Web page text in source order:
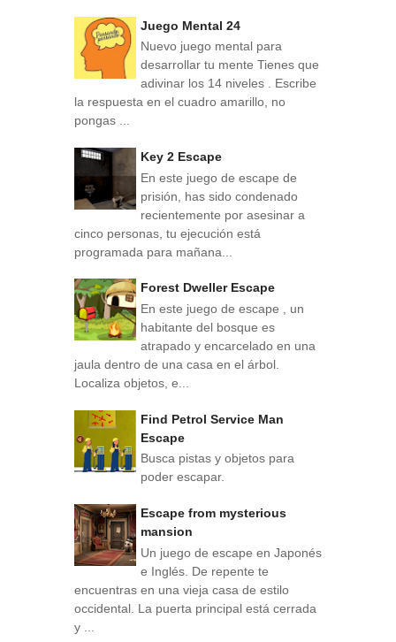
Juego Mental 24
Nuevo juego mental para
desarrollar tu mente Tienes que
adivinar los 14 niveles . Escribe
la respuesta en el cuadro amarillo, no
pongas ...
Key 2 Escape
En este juego de escape de
prisión, has sido condenado
recientemente por asesinar a
cinco personas, tu ejecución está
programada para mañana...
Forest Dweller Escape
En este juego de escape , un
habitante del bosque es
atrapado y encarcelado en una
jaula dentro de una casa en el árbol.
Localiza objetos, e...
Find Petrol Service Man
Escape
Busca pistas y objetos para
poder escapar.
Escape from mysterious
mansion
Un juego de escape en Japonés
e Inglés. De repente te
encuentras en una vieja casa de estilo
occidental. La puerta principal está cerrada
y ...